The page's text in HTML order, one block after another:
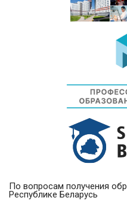
По вопросам получения
Республике Беларусь